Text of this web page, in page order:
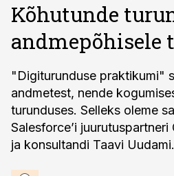
Kõhutunde
andmepõhisele
"Digiturunduse praktikumi"
andmetest, nende
turunduses. Selleks oleme
Salesforce’i
ja konsultandi Taavi Uudami.